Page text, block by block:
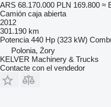
ARS 68.170.000 PLN 169.800 ≈
Camión caja abierta
2012
301.190 km
Potencia 440 Hp (323 kW)
Polonia, Żory
KELVER Machinery & Trucks
Contacte con el vendedor